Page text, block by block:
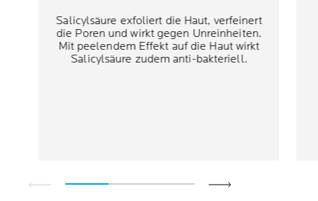
Salicylsäure exfoliert die Haut, verfeinert
die Poren und wirkt gegen Unreinheiten.
Mit peelendem Effekt auf die Haut wirkt
Salicylsäure zudem anti-bakteriell.